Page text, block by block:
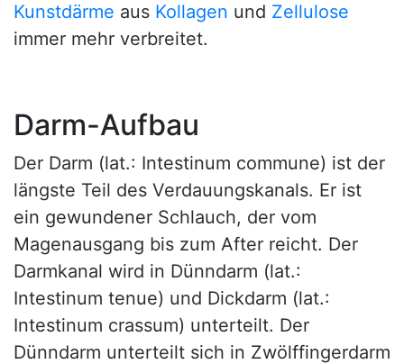
Kunstdärme aus Kollagen und Zellulose
immer mehr verbreitet.
Darm-Aufbau
Der Darm (lat.: Intestinum commune) ist der
längste Teil des Verdauungskanals. Er ist
ein gewundener Schlauch, der vom
Magenausgang bis zum After reicht. Der
Darmkanal wird in Dünndarm (lat.:
Intestinum tenue) und Dickdarm (lat.:
Intestinum crassum) unterteilt. Der
Dünndarm unterteilt sich in Zwölffingerdarm